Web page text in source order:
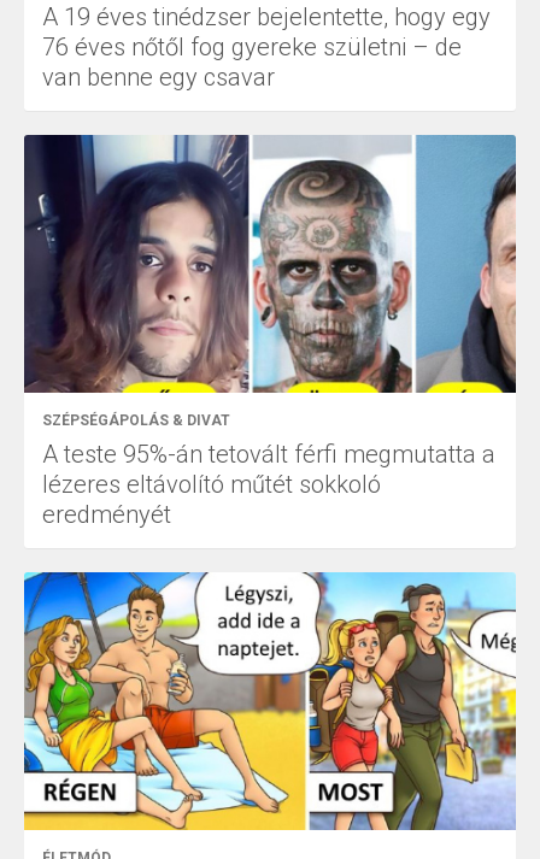
A 19 éves tinédzser bejelentette, hogy egy
76 éves nőtől fog gyereke születni – de
van benne egy csavar
SZÉPSÉGÁPOLÁS & DIVAT
A teste 95%-án tetovált férfi megmutatta a
lézeres eltávolító műtét sokkoló
eredményét